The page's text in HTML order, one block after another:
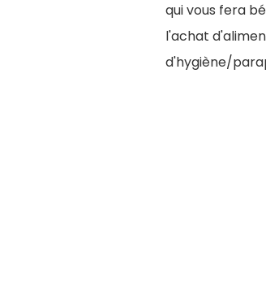
qui vous fera
l'achat
d'hygiène/